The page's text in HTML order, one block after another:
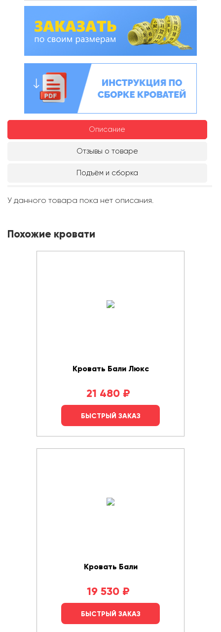
Описание
Отзывы о товаре
Подъём и сборка
У данного товара пока нет описания.
Похожие кровати
Кровать Бали Люкс
21 480 ₽
БЫСТРЫЙ ЗАКАЗ
Кровать Бали
19 530 ₽
БЫСТРЫЙ ЗАКАЗ